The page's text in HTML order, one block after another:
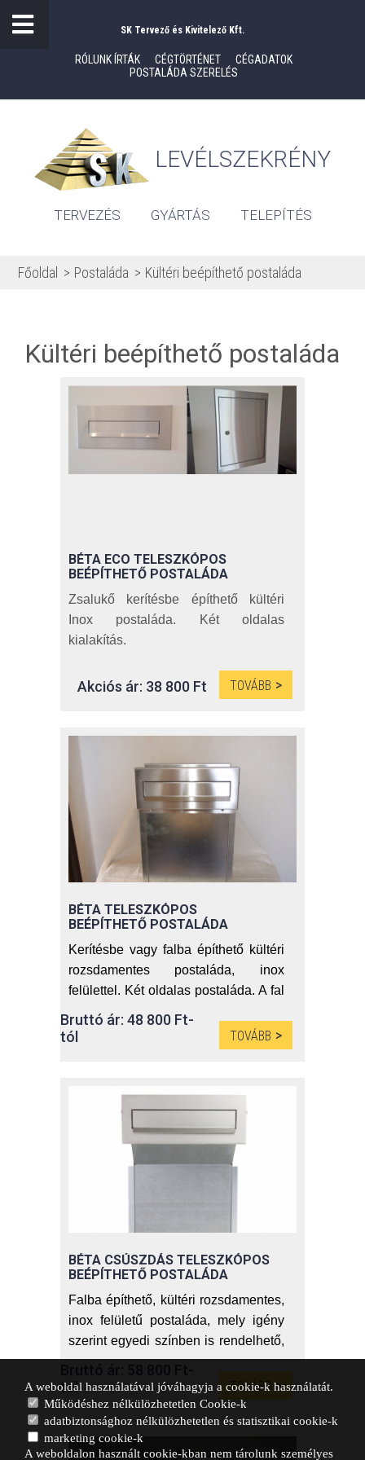
SK Tervező és Kivitelező Kft.
RÓLUNK ÍRTÁK CÉGTÖRTÉNET
CÉGADATOK
POSTALÁDA SZERELÉS
LEVÉLSZEKRÉNY
TERVEZÉS GYÁRTÁS TELEPÍTÉS
Főoldal Postaláda Kültéri beépíthető postaláda
Kültéri beépíthető postaláda
BÉTA ECO TELESZKÓPOS
BEÉPÍTHETŐ POSTALÁDA
Zsalukő kerítésbe építhető kültéri
Inox postaláda. Két oldalas
kialakítás.
meglazításával könnyedén
hozzáigazíthatja a postaláda
20-27 cm között állítható mélység
Az árak az áfát tartalmazzák.
Akciós ár: 38 800 Ft TOVÁBB
BÉTA TELESZKÓPOS
BEÉPÍTHETŐ POSTALÁDA
Kerítésbe vagy falba építhető kültéri
rozsdamentes postaláda, inox
felülettel. Két oldalas postaláda. A fal
vastagságához néhány csavar
meglazításával könnyedén
hozzáigazíthatja a postaláda
Beépítési útmutatóval.
Már 15centiméterfalvastagsághoz is
tudunk beépíthető postaládát
biztosítani ebből a modellből.
Bruttó ár: 48 800 Ft-
tól
TOVÁBB
BÉTA CSÚSZDÁS TELESZKÓPOS
BEÉPÍTHETŐ POSTALÁDA
Falba építhető, kültéri rozsdamentes,
inox felületű postaláda, mely igény
szerint egyedi színben is rendelhető,
ez esetben kifejezetten kültéri
technológiával porszórt
levélszekrényt szállítunk. Kétoldalas
postaláda modell.
tól
TOVÁBB
A weboldal használatával jóváhagyja a cookie-k használatát.
Működéshez nélkülözhetetlen Cookie-k
adatbiztonsághoz nélkülözhetetlen és statisztikai cookie-k
marketing cookie-k
A weboldalon használt cookie-kban nem tárolunk személyes